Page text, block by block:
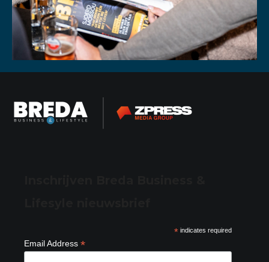
*indicates required
Email Address *